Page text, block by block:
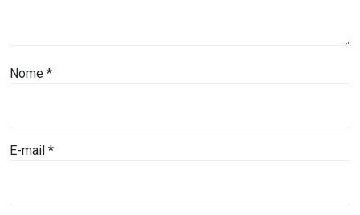
DE
Nome *
E-mail *